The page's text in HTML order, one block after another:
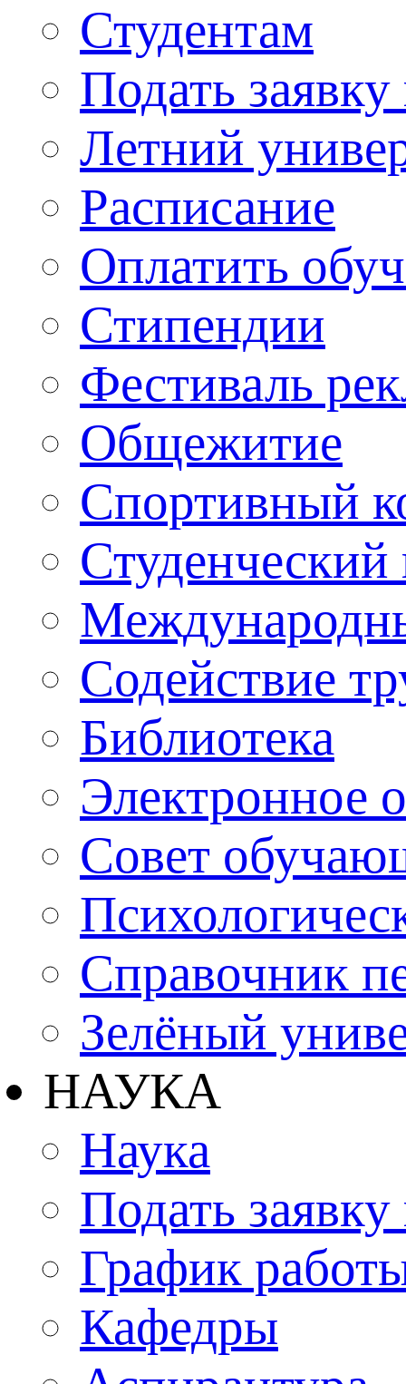
Студентам
Подать
Летний
Расписание
Оплатить
Стипендии
Фестиваль
Общежитие
Спортивный
Студенческий
Содействие
Библиотека
Электронное
Совет
Справочник
Зелёный
НАУКА
Наука
Подать
График
Кафедры